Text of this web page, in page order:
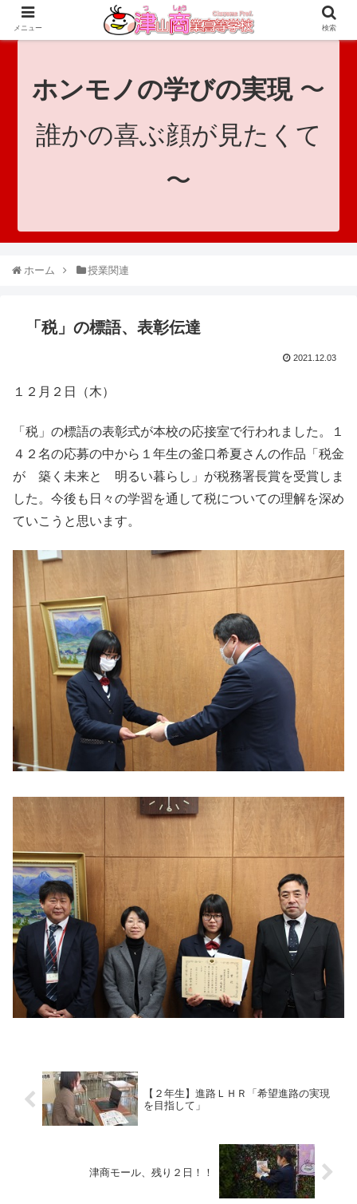
since 1921｜地域と共に未来へつなげ！｜Tsuyama Commercial High School
ホンモノの学びの実現〜
誰かの喜ぶ顔が見たくて
〜
ホーム 授業関連
「税」の標語、表彰伝達
2021.12.03
１２月２日（木）
「税」の標語の表彰式が本校の応接室で行われました。１
４２名の応募の中から１年生の釜口希夏さんの作品「税金
が 築く未来と 明るい暮らし」が税務署長賞を受賞しま
した。今後も日々の学習を通して税についての理解を深め
ていこうと思います。
【２年生】進路ＬＨＲ「希望進路の実現
を目指して」
津商モール、残り２日！！
メニュー 検索